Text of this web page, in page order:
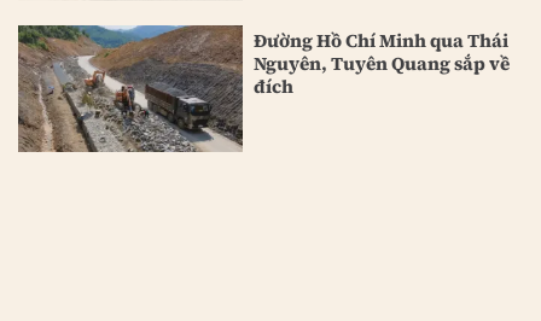
Đường Hồ Chí Minh qua Thái
Nguyên, Tuyên Quang sắp về
đích